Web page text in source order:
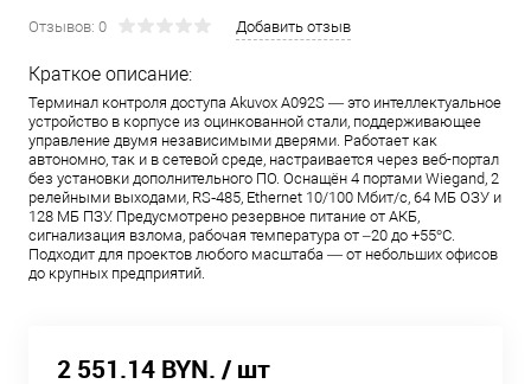
Отзывов: 0 Добавить отзыв
Краткое описание:
Терминал контроля доступа Akuvox A092S — это интеллектуальное
устройство в корпусе из оцинкованной стали, поддерживающее
управление двумя независимыми дверями. Работает как
автономно, так и в сетевой среде, настраивается через веб-портал
без установки дополнительного ПО. Оснащён 4 портами Wiegand, 2
релейными выходами, RS‑485, Ethernet 10/100 Мбит/с, 64 МБ ОЗУ и
128 МБ ПЗУ. Предусмотрено резервное питание от АКБ,
сигнализация взлома, рабочая температура от –20 до +55°C.
Подходит для проектов любого масштаба — от небольших офисов
до крупных предприятий.
2 551.14 BYN. / шт